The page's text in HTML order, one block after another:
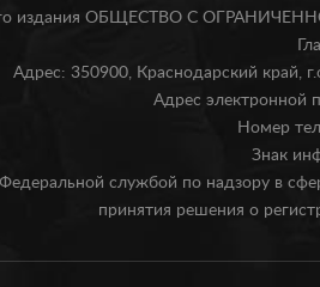
издания ОБЩЕСТВО С
Адрес: 350900, Краснодарский край,
Адрес электронной
Номер
Знак
Федеральной службой по надзору в
принятия решения о